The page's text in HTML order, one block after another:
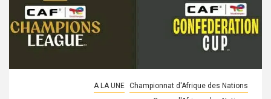
A LA UNE Championnat d'Afrique des Nations